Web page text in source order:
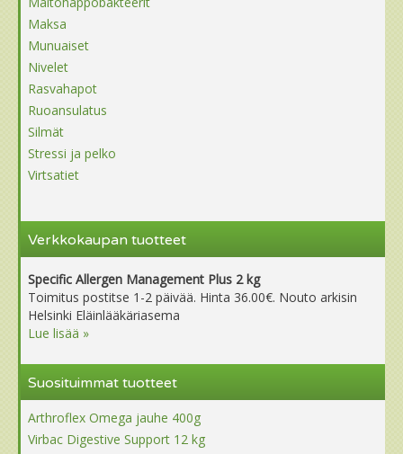
Maksa
Munuaiset
Nivelet
Rasvahapot
Ruoansulatus
Silmät
Stressi ja pelko
Virtsatiet
Verkkokaupan tuotteet
Specific Allergen Management Plus 2 kg
Toimitus postitse 1-2 päivää. Hinta 36.00€. Nouto arkisin
Helsinki Eläinlääkäriasema
Lue lisää »
Suosituimmat tuotteet
Arthroflex Omega jauhe 400g
Virbac Digestive Support 12 kg